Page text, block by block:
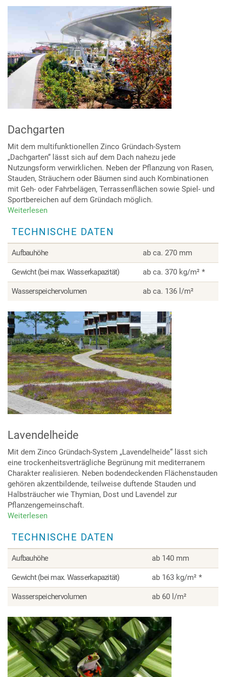
Rasen
dem
Dach
Dachgarten
Mit dem multifunktionellen Zinco Gründach-System
„Dachgarten“ lässt sich auf dem Dach nahezu jede
Nutzungsform verwirklichen. Neben der Pflanzung von Rasen,
Stauden, Sträuchern oder Bäumen sind auch Kombinationen
mit Geh- oder Fahrbelägen, Terrassenflächen sowie Spiel- und
Sportbereichen auf dem Gründach möglich.
Weiterlesen
TECHNISCHE DATEN
Aufbauhöhe ab ca. 270 mm
Gewicht (bei max. Wasserkapazität) ab ca. 370 kg/m² *
Wasserspeichervolumen ab ca. 136 l/m²
Lavendelheide
Mit dem Zinco Gründach-System „Lavendelheide“ lässt sich
eine trockenheitsverträgliche Begrünung mit mediterranem
Charakter realisieren. Neben bodendeckenden Flächenstauden
gehören akzentbildende, teilweise duftende Stauden und
Halbsträucher wie Thymian, Dost und Lavendel zur
Pflanzengemeinschaft.
Weiterlesen
TECHNISCHE DATEN
Aufbauhöhe ab 140 mm
Gewicht (bei max. Wasserkapazität) ab 163 kg/m² *
Wasserspeichervolumen ab 60 l/m²